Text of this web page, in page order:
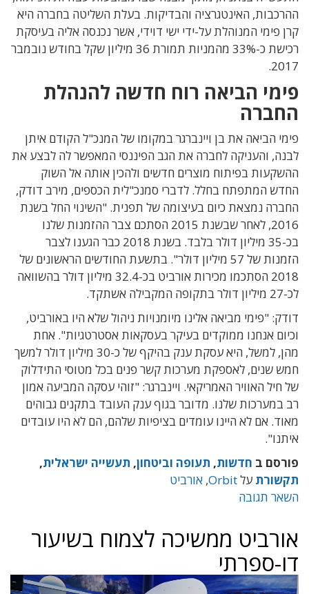
ההרכבות, האינטגרציה והבדיקות. בעלת השליטה בחברה היא
קרן פימי המנוהלת על-ידי ישי דוידי, אשר נכנסה אליה בעיסקת
רכישת כ-33% מהמניות תמורת 36 מיליון שקל בחודש נובמבר
2017.
פימי הביאה רוח חדשה להנהלת
החברה
פימי הביאה את בן ויינברגר במקומו של המנכ"ל הקודם איתן
לבנה, והעניקה לחברה את הגב הפיננסי המאפשר לה לבצע את
ההשקעות בפיתוח מוצרים חדשים ולהכין אותה אל השוק
החדש המתפתח בחלל. לדברי סמנכ"לית הכספים, מירב דודק,
החברה נמצאת כיום בעיצומה של תפנית. "השינוי החל בשנת
2016, לאחר שבשנת 2015 הסתכם צבר ההזמנות שלנו
בכ-35 מיליון דולר בלבד. בשנת 2018 כבר הגענו לצבר
הזמנות של 57 מיליון דולר". בתשעת החודשים הראשונים של
2018 הסתכמו מכירות אורביט בכ-32.4 מיליון דולר בהשוואה
לכ-27 מיליון דולר בתקופה המקבילה אשתקד.
דודק: "פימי מביאה אלינו מיומנויות ניהול שלא היו באורביט,
וכיום אנחנו ממוקדים בעיקר בעסקאות אסטרטגיות". אחת
מהן, למשל, היא עסקת ענק בהיקף של כ-30 מיליון דולר למשך
חמש שנים, לאספקת מערכות קשר פנים בכל מטוסי התידלוק
של חיל האוויר האמריקאי. ויינברגר: "זוהי עסקה המביעה אמון
רב במערכות שלנו. מדובר בגוף ענק העובד בתקנים גבוהים
מאוד. אם לא היינו עומדים בציפיות שלהם, הם לא היו עובדים
איתנו".
פורסם ב חדשות, תעופה וביטחון, תעשייה ישראלית,
תקשורת עלOrbit
, אורביט
השאר תגובה
אורביט ממשיכה לצמוח בשיעור
דו-ספרתי